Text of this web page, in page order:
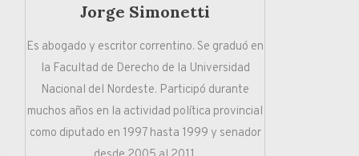
Jorge Simonetti
Es abogado y escritor correntino. Se graduó en
la Facultad de Derecho de la Universidad
Nacional del Nordeste. Participó durante
muchos años en la actividad política provincial
como diputado en 1997 hasta 1999 y senador